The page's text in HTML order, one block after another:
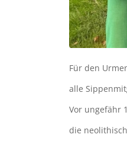
Für den
alle
Vor ungefähr
die